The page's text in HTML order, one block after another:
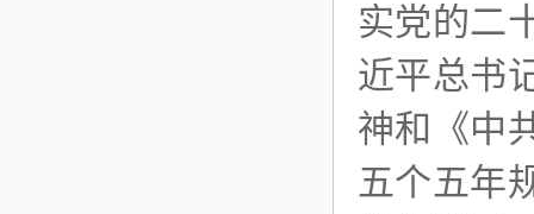
实党的二
近平总书
神和《中
五个五年